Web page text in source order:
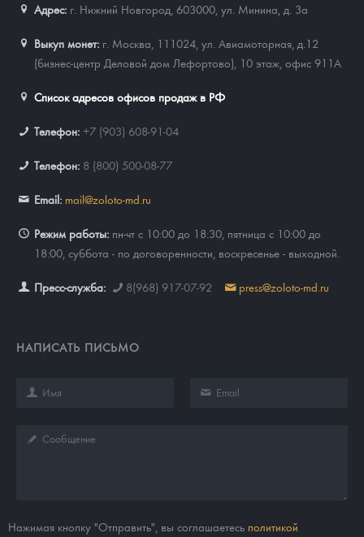
Адрес: г. Нижний Новгород, 603000 ул. Минина, д. 3а
Выкуп монет: г. Москва, 111024, ул. Авиамоторная, д.12
(бизнес-центр Деловой дом Лефортово), 10 этаж, офис 911А
Список адресов офисов продаж в РФ
Телефон: +7 (903) 608-91-04
Телефон: 8 (800) 500-08-77
Email: mail@zoloto-md.ru
Режим работы: пн-чт с 10:00 до 18:30, пятница с 10:00 до
18:00, суббота - по договоренности, воскресенье - выходной.
Пресс-служба: 8(968) 917-07-92 press@zoloto-md.ru
НАПИСАТЬ ПИСЬМО
Нажимая кнопку "Отправить", вы соглашаетесь политикой